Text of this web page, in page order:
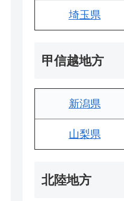
埼玉県
甲信越地方
新潟県
山梨県
北陸地方